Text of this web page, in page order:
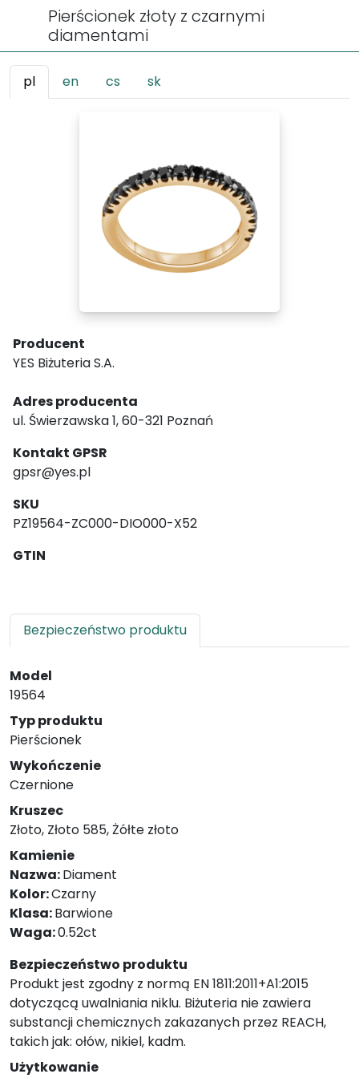
Pierścionek złoty z czarnymi
diamentami
pl en cs sk
Producent
YES Biżuteria S.A.
Adres producenta
ul. Świerzawska 1, 60-321 Poznań
Kontakt GPSR
gpsr@yes.pl
SKU
PZ19564-ZC000-DIO000-X52
GTIN
Bezpieczeństwo produktu
Model
19564
Typ produktu
Pierścionek
Wykończenie
Czernione
Kruszec
Złoto, Złoto 585, Żółte złoto
Kamienie
Nazwa:Diament
Kolor:Czarny
Klasa:Barwione
Waga:0.52ct
Bezpieczeństwo produktu
Produkt jest zgodny z normą EN 1811:2011+A1:2015
dotyczącą uwalniania niklu. Biżuteria nie zawiera
substancji chemicznych zakazanych przez REACH,
takich jak: ołów, nikiel, kadm.
Użytkowanie